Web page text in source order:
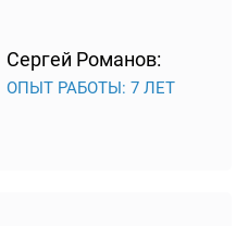
Сергей Романов:
ОПЫТ РАБОТЫ: 7 ЛЕТ